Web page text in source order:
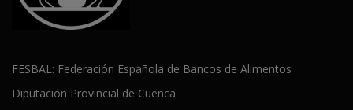
FESBAL: Federación Española de Bancos de Alimentos
Diputación Provincial de Cuenca